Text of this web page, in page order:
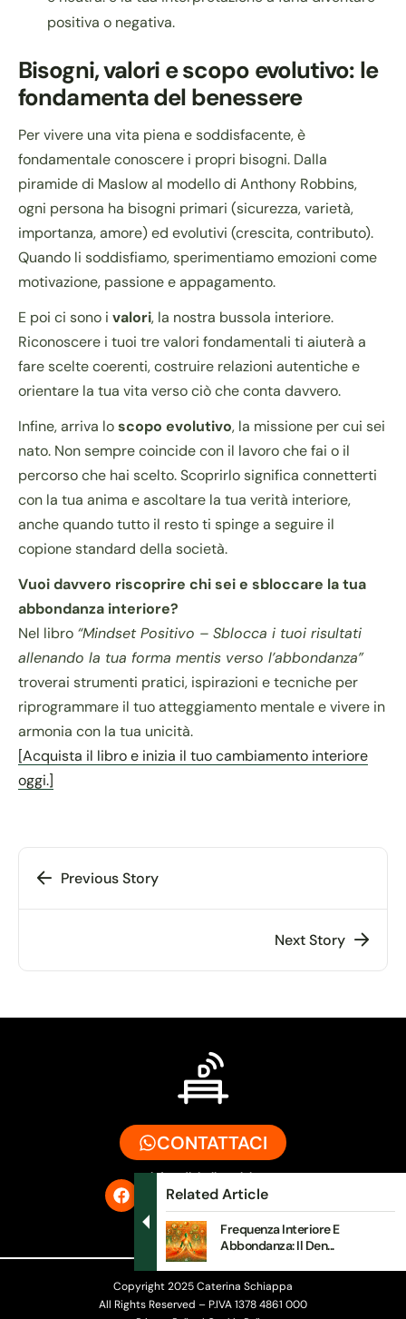
positiva o negativa.
Bisogni, valori e scopo evolutivo: le
fondamenta del benessere
Per vivere una vita piena e soddisfacente, è
fondamentale conoscere i propri bisogni. Dalla
piramide di Maslow al modello di Anthony Robbins,
ogni persona ha bisogni primari (sicurezza, varietà,
importanza, amore) ed evolutivi (crescita, contributo).
Quando li soddisfiamo, sperimentiamo emozioni come
motivazione, passione e appagamento.
E poi ci sono i valori, la nostra bussola interiore.
Riconoscere i tuoi tre valori fondamentali ti aiuterà a
fare scelte coerenti, costruire relazioni autentiche e
orientare la tua vita verso ciò che conta davvero.
Infine, arriva loscopo evolutivo, la missione per cui sei
nato. Non sempre coincide con il lavoro che fai o il
percorso che hai scelto. Scoprirlo significa connetterti
con la tua anima e ascoltare la tua verità interiore,
anche quando tutto il resto ti spinge a seguire il
copione standard della società.
Vuoi davvero riscoprire chi sei e sbloccare la tua
abbondanza interiore?
Nel libro “Mindset Positivo – Sblocca i tuoi risultati
allenando la tua forma mentis verso l’abbondanza”
troverai strumenti pratici, ispirazioni e tecniche per
riprogrammare il tuo atteggiamento mentale e vivere in
armonia con la tua unicità.
[Acquista il libro e inizia il tuo cambiamento interiore
oggi.]
Previous Story
Next Story
Related Article
Frequenza Interiore E
Abbondanza: Il Den...
CONTATTACI
info@digitalbench.it
Copyright 2025 Caterina Schiappa
All Rights Reserved – P.IVA 1378 4861 000